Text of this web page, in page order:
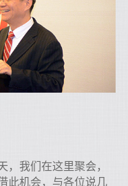
，我们在这里聚会，
此机会，与各位说几